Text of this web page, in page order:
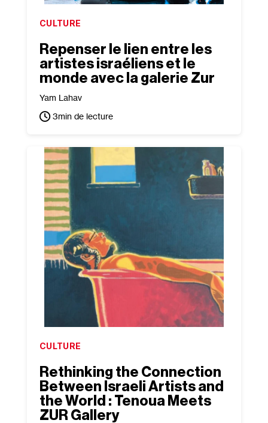
CULTURE
Repenser le lien entre les
artistes israéliens et le
monde avec la galerie Zur
Yam Lahav
3min de lecture
CULTURE
Rethinking the Connection
Between Israeli Artists and
the World : Tenoua Meets
ZUR Gallery